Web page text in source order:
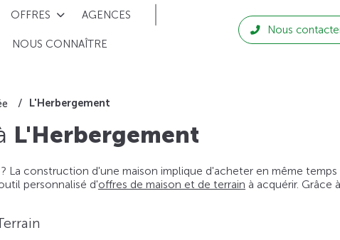
OFFRES AGENCES
NOUS CONNAÎTRE
Nous
L'Herbergement
L'Herbergement
La construction d'une maison implique d'acheter en même
personnalisé d'offres de maison et de terrain à acquérir. Grâce